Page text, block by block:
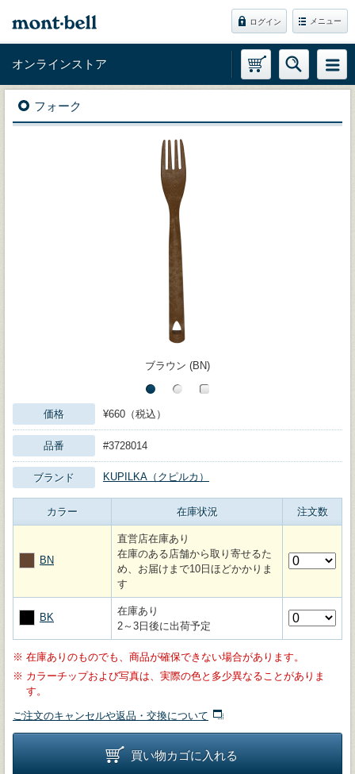
ログイン メニュー
オンラインストア
フォーク
ブラウン (BN)
価格 ¥660（税込）
品番 #3728014
ブランド KUPILKA（クピルカ）
カラー 在庫状況 注文数
BN
直営店在庫あり
在庫のある店舗から取り寄せるた
め、お届けまで10日ほどかかりま
す
BK
在庫あり
2～3日後に出荷予定
※ 在庫ありのものでも、商品が確保できない場合があります。
※ カラーチップおよび写真は、実際の色と多少異なることがありま
す。
ご注文のキャンセルや返品・交換について
買い物カゴに入れる